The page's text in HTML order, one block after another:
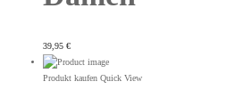
39,95 €
Produkt kaufen Quick View